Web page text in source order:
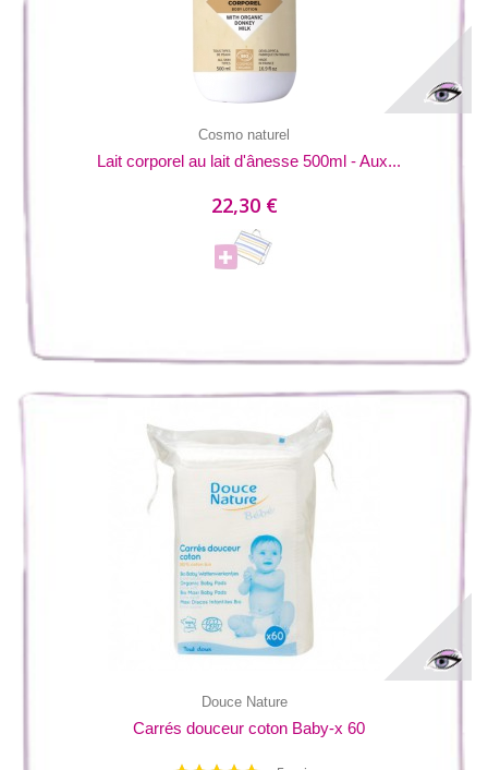
Cosmo naturel
Lait corporel au lait d'ânesse 500ml - Aux...
22,30 €
Douce Nature
Carrés douceur coton Baby-x 60